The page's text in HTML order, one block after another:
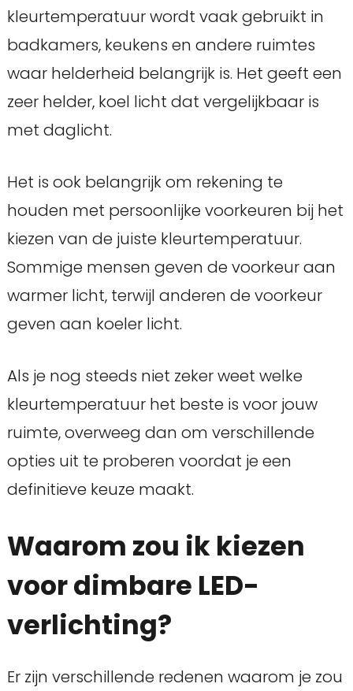
kleurtemperatuur wordt vaak gebruikt in
badkamers, keukens en andere ruimtes
waar helderheid belangrijk is. Het geeft een
zeer helder, koel licht dat vergelijkbaar is
met daglicht.
Het is ook belangrijk om rekening te
houden met persoonlijke voorkeuren bij het
kiezen van de juiste kleurtemperatuur.
Sommige mensen geven de voorkeur aan
warmer licht, terwijl anderen de voorkeur
geven aan koeler licht.
Als je nog steeds niet zeker weet welke
kleurtemperatuur het beste is voor jouw
ruimte, overweeg dan om verschillende
opties uit te proberen voordat je een
definitieve keuze maakt.
Waarom zou ik kiezen
voor dimbare LED-
verlichting?
Er zijn verschillende redenen waarom je zou